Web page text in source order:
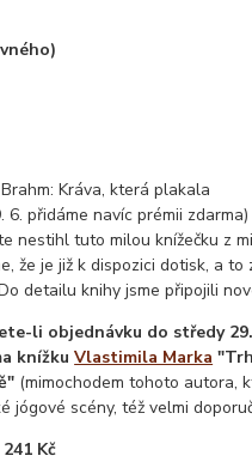
Kráva, která plakala
6. přidáme navíc prémii zdarma)
nestihl tuto milou knížečku z
že je již k dispozici dotisk, a to
detailu knihy jsme připojili
li objednávku do středy
knížkuVlastimila Marka
(mimochodem tohoto autora,
jógové scény, též velmi
Kč